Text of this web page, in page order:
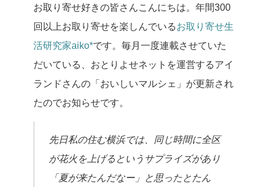
お取り寄せ好きの皆さんこんにちは。 年間300
回以上お取り寄せを楽しんでいるお取り寄せ生
活研究家aiko*です。 毎月一度連載させていた
だいている、おとりよせネットを運営するアイ
ランドさんの「おいしいマルシェ」が更新され
たのでお知らせです。
先日私の住む横浜では、同じ時間に全区
が花火を上げるというサプライズがあり
「夏が来たんだなー」と思ったとたん